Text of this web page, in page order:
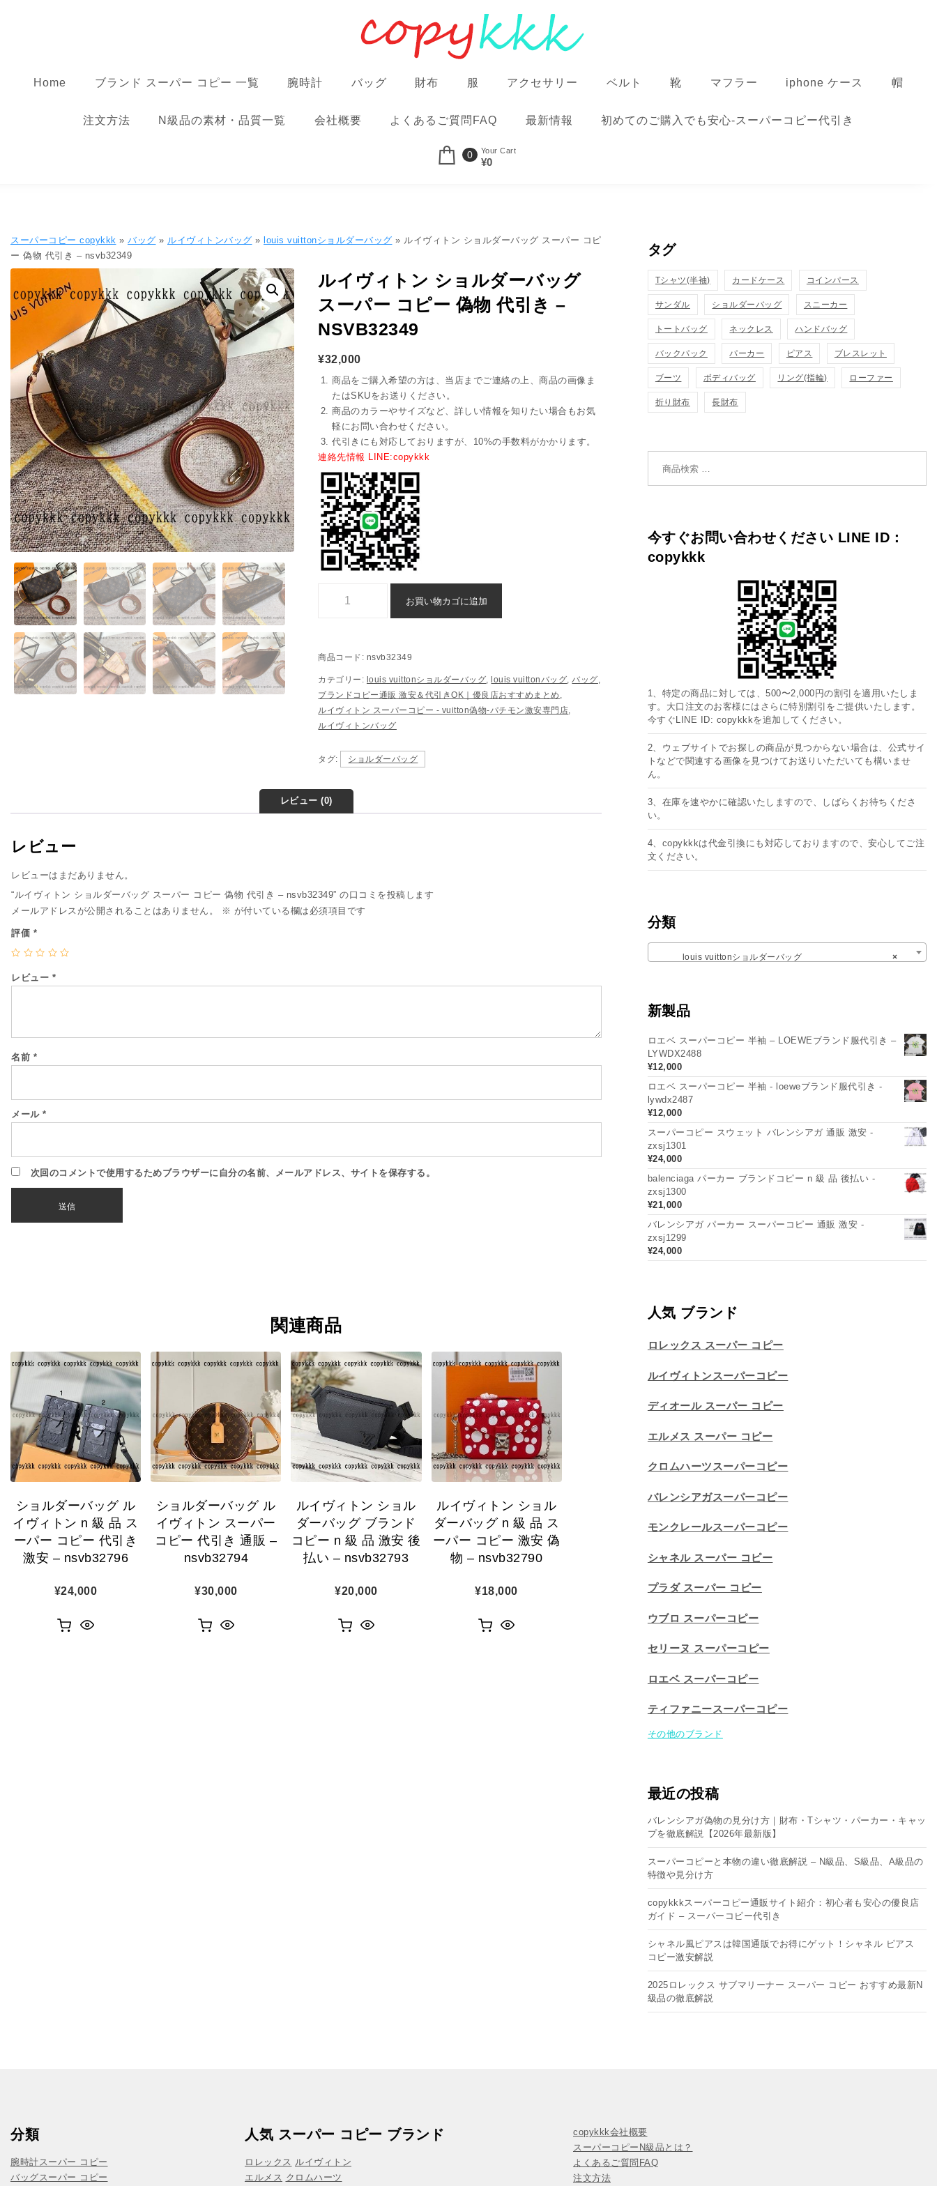
Home ブランド スーパー コピー 一覧 腕時計 バッグ 財布 服 アクセサリー ベルト 靴 マフラー iphone ケース 帽
注文方法 N級品の素材・品質一覧 会社概要 よくあるご質問FAQ 最新情報 初めてのご購入でも安心-スーパーコピー代引き
0 Your Cart
¥0
スーパーコピー copykkk » バッグ » ルイヴィトンバッグ » louis vuittonショルダーバッグ » ルイヴィトン ショルダーバッグ スーパー コピ
ー 偽物 代引き – nsvb32349
ルイヴィトン ショルダーバッグ
スーパー コピー 偽物 代引き –
NSVB32349
¥32,000
商品をご購入希望の方は、当店までご連絡の上、商品の画像ま
たはSKUをお送りください。
商品のカラーやサイズなど、詳しい情報を知りたい場合もお気
軽にお問い合わせください。
代引きにも対応しておりますが、10%の手数料がかかります。
連絡先情報 LINE:copykkk
お買い物カゴに追加
商品コード: nsvb32349
カテゴリー: louis vuittonショルダーバッグ ,louis vuittonバッグ バッグ
ブランドコピー通販 激安＆代引きOK｜優良店おすすめまとめ
ルイヴィトン スーパーコピー - vuitton偽物-パチモン激安専門店
ルイヴィトンバッグ
タグ: ショルダーバッグ
レビュー (0)
レビュー
レビューはまだありません。
“ルイヴィトン ショルダーバッグ スーパー コピー 偽物 代引き – nsvb32349” の口コミを投稿します
メールアドレスが公開されることはありません。
※ が付いている欄は必須項目です
評価 *
レビュー *
名前 *
メール *
次回のコメントで使用するためブラウザーに自分の名前、メールアドレス、サイトを保存する。
関連商品
ショルダーバッグ ル
イヴィトン n 級 品 ス
ーパー コピー 代引き
激安 – nsvb32796
¥24,000
ショルダーバッグ ル
イヴィトン スーパー
コピー 代引き 通販 –
nsvb32794
¥30,000
ルイヴィトン ショル
ダーバッグ ブランド
コピー n 級 品 激安 後
払い – nsvb32793
¥20,000
ルイヴィトン ショル
ダーバッグ n 級 品 ス
ーパー コピー 激安 偽
物 – nsvb32790
¥18,000
タグ
Tシャツ(半袖) カードケース コインパース
サンダル ショルダーバッグ スニーカー
トートバッグ ネックレス ハンドバッグ
バックパック パーカー ピアス ブレスレット
ブーツ ボディバッグ リング(指輪) ローファー
折り財布 長財布
今すぐお問い合わせください LINE ID：
copykkk
1、特定の商品に対しては、500〜2,000円の割引を適用いたしま
す。大口注文のお客様にはさらに特別割引をご提供いたします。
今すぐLINE ID: copykkkを追加してください。
2、ウェブサイトでお探しの商品が見つからない場合は、公式サイ
トなどで関連する画像を見つけてお送りいただいても構いませ
ん。
3、在庫を速やかに確認いたしますので、しばらくお待ちくださ
い。
4、copykkkは代金引換にも対応しておりますので、安心してご注
文ください。
分類
×
louis vuittonショルダーバッグ
新製品
ロエベ スーパーコピー 半袖 – LOEWEブランド服代引き –
LYWDX2488
¥12,000
ロエベ スーパーコピー 半袖 - loeweブランド服代引き -
lywdx2487
¥12,000
スーパーコピー スウェット バレンシアガ 通販 激安 -
zxsj1301
¥24,000
balenciaga パーカー ブランドコピー n 級 品 後払い -
zxsj1300
¥21,000
バレンシアガ パーカー スーパーコピー 通販 激安 -
zxsj1299
¥24,000
人気 ブランド
ロレックス スーパー コピー
ルイヴィトンスーパーコピー
ディオール スーパー コピー
エルメス スーパー コピー
クロムハーツスーパーコピー
バレンシアガスーパーコピー
モンクレールスーパーコピー
シャネル スーパー コピー
プラダ スーパー コピー
ウブロ スーパーコピー
セリーヌ スーパーコピー​
ロエベ スーパーコピー
ティファニースーパーコピー
その他のブランド
最近の投稿
バレンシアガ偽物の見分け方｜財布・Tシャツ・パーカー・キャッ
プを徹底解説【2026年最新版】
スーパーコピーと本物の違い徹底解説 – N級品、S級品、A級品の
特徴や見分け方
copykkkスーパーコピー通販サイト紹介：初心者も安心の優良店
ガイド – スーパーコピー代引き
シャネル風ピアスは韓国通販でお得にゲット！シャネル ピアス
コピー​激安解説
2025ロレックス サブマリーナー スーパー コピー おすすめ最新N
級品の徹底解説
分類
腕時計スーパー コピー
バッグスーパー コピー
人気 スーパー コピー ブランド
ロレックス ルイヴィトン
エルメス クロムハーツ
copykkk会社概要
スーパーコピーN級品とは？
よくあるご質問FAQ
注文方法